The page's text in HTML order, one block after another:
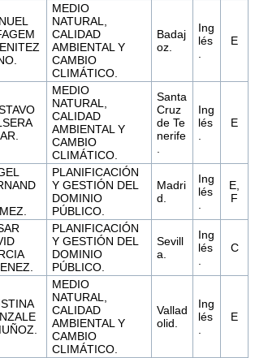
MEDIO
NATURAL,
CALIDAD
AMBIENTAL Y
CAMBIO
CLIMÁTICO.
Badaj
oz.
Ing
lés
E
MEDIO
NATURAL,
CALIDAD
AMBIENTAL Y
CAMBIO
CLIMÁTICO.
Santa
Cruz
de Te
nerife
Ing
lés
E
PLANIFICACIÓN
Y GESTIÓN DEL
DOMINIO
PÚBLICO.
Madri
d.
Ing
lés
E,
F
PLANIFICACIÓN
Y GESTIÓN DEL
DOMINIO
PÚBLICO.
Sevill
a.
Ing
lés
C
MEDIO
NATURAL,
CALIDAD
AMBIENTAL Y
CAMBIO
CLIMÁTICO.
Vallad
olid.
Ing
lés
E